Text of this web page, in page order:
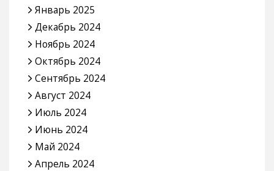
Январь 2025
Декабрь 2024
Ноябрь 2024
Октябрь 2024
Сентябрь 2024
Август 2024
Июль 2024
Июнь 2024
Май 2024
Апрель 2024